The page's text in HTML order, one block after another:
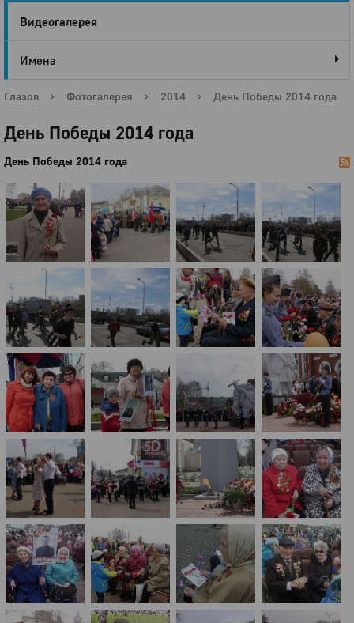
Видеогалерея
Имена
Глазов › Фотогалерея › 2014 › День Победы 2014 года
День Победы 2014 года
День Победы 2014 года